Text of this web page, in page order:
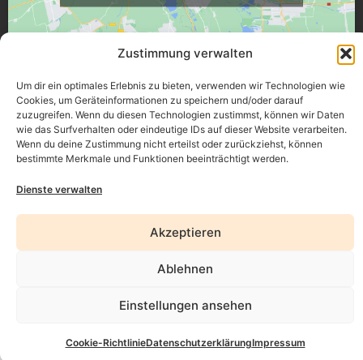
Zustimmung verwalten
Um dir ein optimales Erlebnis zu bieten, verwenden wir Technologien wie
Cookies, um Geräteinformationen zu speichern und/oder darauf
zuzugreifen. Wenn du diesen Technologien zustimmst, können wir Daten
wie das Surfverhalten oder eindeutige IDs auf dieser Website verarbeiten.
Wenn du deine Zustimmung nicht erteilst oder zurückziehst, können
bestimmte Merkmale und Funktionen beeinträchtigt werden.
Dienste verwalten
Akzeptieren
Ablehnen
Einstellungen ansehen
Cookie-RichtlinieDatenschutzerklärungImpressum
Üsenberger Strasse 11, 79346 Endingen a.K.
Impressum
AGB
Widerrufsrecht